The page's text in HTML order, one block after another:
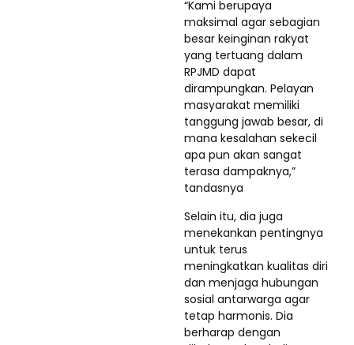
“Kami berupaya
maksimal agar sebagian
besar keinginan rakyat
yang tertuang dalam
RPJMD dapat
dirampungkan. Pelayan
masyarakat memiliki
tanggung jawab besar, di
mana kesalahan sekecil
apa pun akan sangat
terasa dampaknya,”
tandasnya
Selain itu, dia juga
menekankan pentingnya
untuk terus
meningkatkan kualitas diri
dan menjaga hubungan
sosial antarwarga agar
tetap harmonis. Dia
berharap dengan